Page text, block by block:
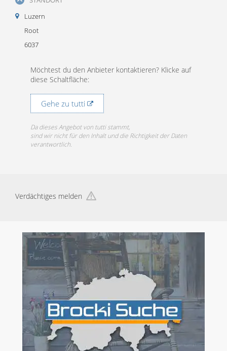
Luzern
Root
6037
Möchtest du den Anbieter kontaktieren? Klicke auf
diese Schaltfläche:
Gehe zu tutti
Da dieses Angebot von tutti stammt,
sind wir nicht für den Inhalt und die Richtigkeit der Daten
verantwortlich.
Verdächtiges melden